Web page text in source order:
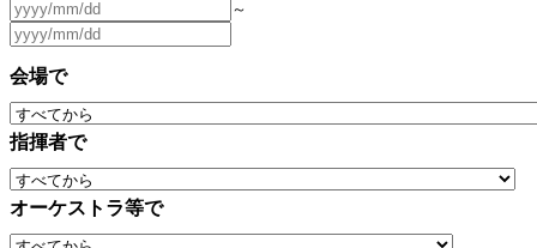
～
会場で
指揮者で
オーケストラ等で